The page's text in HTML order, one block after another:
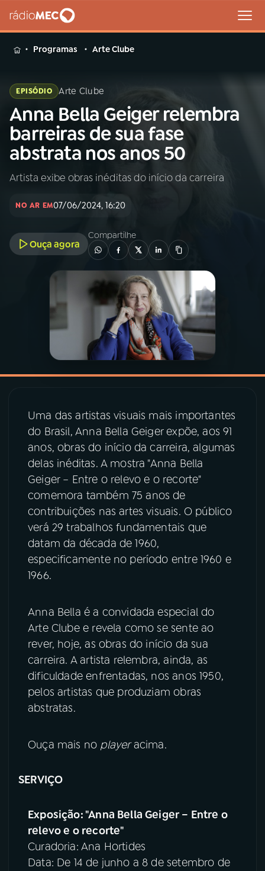
MENU
Buscar
na
Rádio
MEC
Buscar
Início AO VIVO
02A RÁDIO
PROGRAMAÇÃO
PROGRAMAS
PODCASTS
VIDEOCASTS
07ÚLTIMAS
PRÊMIO RÁDIO MEC
ACOMPANHE A RÁDIO MEC
YouTube Facebook
TikTok
Programas Arte Clube
EPISÓDIO Arte Clube
Anna Bella Geiger relembra
barreiras de sua fase
abstrata nos anos 50
Artista exibe obras inéditas do início da carreira
NO AR EM07/06/2024, 16:20
Ouça agora
Compartilhe
Uma das artistas visuais mais importantes
do Brasil, Anna Bella Geiger expõe, aos 91
anos, obras do início da carreira, algumas
delas inéditas. A mostra "Anna Bella
Geiger – Entre o relevo e o recorte"
comemora também 75 anos de
contribuições nas artes visuais. O público
verá 29 trabalhos fundamentais que
datam da década de 1960,
especificamente no período entre 1960 e
1966.
Anna Bella é a convidada especial do
Arte Clube e revela como se sente ao
rever, hoje, as obras do início da sua
carreira. A artista relembra, ainda, as
dificuldade enfrentadas, nos anos 1950,
pelos artistas que produziam obras
abstratas.
Ouça mais no playeracima.
SERVIÇO
Exposição: "Anna Bella Geiger – Entre o
relevo e o recorte"
Curadoria: Ana Hortides
Data: De 14 de junho a 8 de setembro de